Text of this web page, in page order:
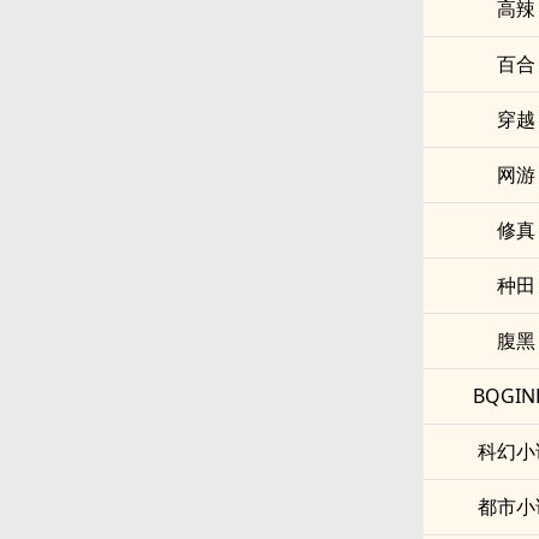
‍‎高‎辣­‌
百合
穿越
网游
修真
种田
腹黑
科幻
都市